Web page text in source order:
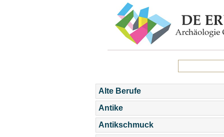
Alte Berufe
Antike
Antikschmuck